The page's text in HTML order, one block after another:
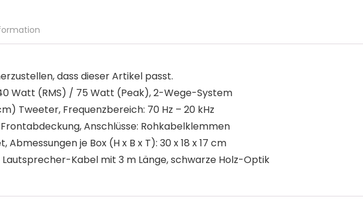
dass dieser Artikel passt.
Watt (RMS) / 75 Watt (Peak), 2-Wege-System
Tweeter, Frequenzbereich: 70 Hz – 20 kHz
Anschlüsse: Rohkabelklemmen
je Box (H x B x T): 30 x 18 x 17 cm
Lautsprecher-Kabel mit 3 m Länge, schwarze Holz-Optik